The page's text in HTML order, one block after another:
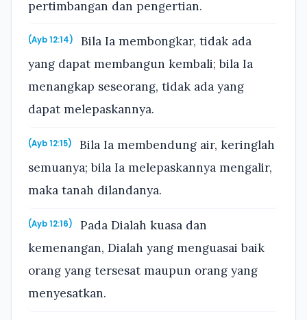
pertimbangan dan pengertian.
(Ayb 12:14)
Bila Ia membongkar, tidak ada
yang dapat membangun kembali; bila Ia
menangkap seseorang, tidak ada yang
dapat melepaskannya.
(Ayb 12:15)
Bila Ia membendung air, keringlah
semuanya; bila Ia melepaskannya mengalir,
maka tanah dilandanya.
(Ayb 12:16)
Pada Dialah kuasa dan
kemenangan, Dialah yang menguasai baik
orang yang tersesat maupun orang yang
menyesatkan.